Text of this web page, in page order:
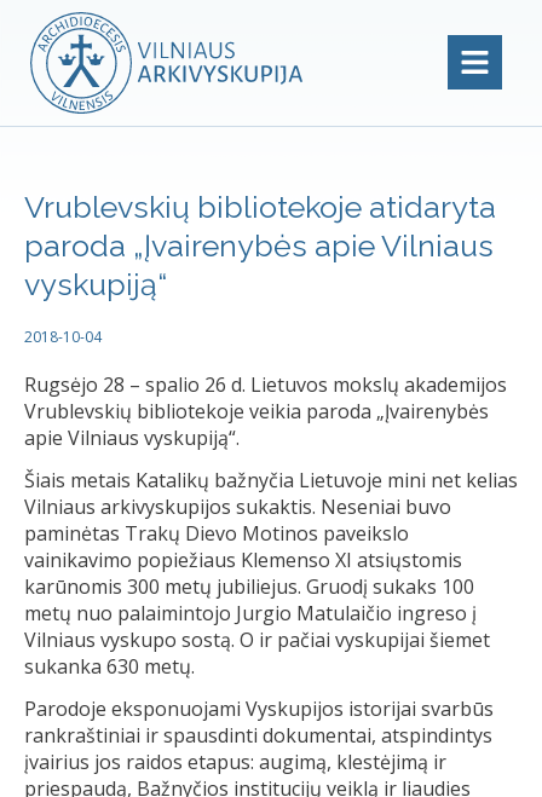
Vrublevskių bibliotekoje atidaryta
paroda „Įvairenybės apie Vilniaus
vyskupiją“
2018-10-04
Rugsėjo 28 – spalio 26 d. Lietuvos mokslų akademijos
Vrublevskių bibliotekoje veikia paroda „Įvairenybės
apie Vilniaus vyskupiją“.
Šiais metais Katalikų bažnyčia Lietuvoje mini net kelias
Vilniaus arkivyskupijos sukaktis. Neseniai buvo
paminėtas Trakų Dievo Motinos paveikslo
vainikavimo popiežiaus Klemenso XI atsiųstomis
karūnomis 300 metų jubiliejus. Gruodį sukaks 100
metų nuo palaimintojo Jurgio Matulaičio ingreso į
Vilniaus vyskupo sostą. O ir pačiai vyskupijai šiemet
sukanka 630 metų.
Parodoje eksponuojami Vyskupijos istorijai svarbūs
rankraštiniai ir spausdinti dokumentai, atspindintys
įvairius jos raidos etapus: augimą, klestėjimą ir
priespaudą, Bažnyčios institucijų veiklą ir liaudies